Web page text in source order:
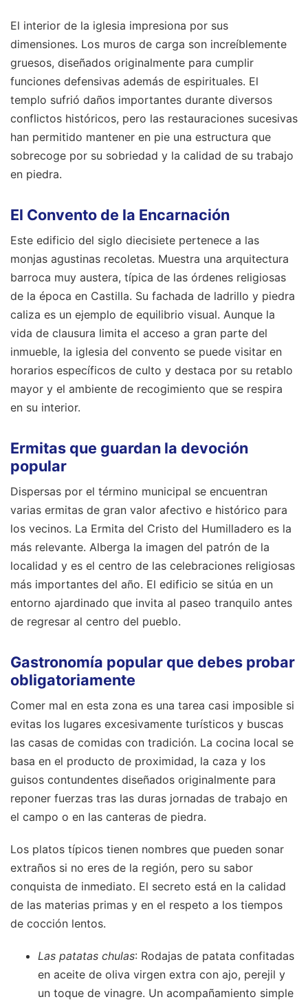
El interior de la iglesia impresiona por sus
dimensiones. Los muros de carga son increíblemente
gruesos, diseñados originalmente para cumplir
funciones defensivas además de espirituales. El
templo sufrió daños importantes durante diversos
conflictos históricos, pero las restauraciones sucesivas
han permitido mantener en pie una estructura que
sobrecoge por su sobriedad y la calidad de su trabajo
en piedra.
El Convento de la Encarnación
Este edificio del siglo diecisiete pertenece a las
monjas agustinas recoletas. Muestra una arquitectura
barroca muy austera, típica de las órdenes religiosas
de la época en Castilla. Su fachada de ladrillo y piedra
caliza es un ejemplo de equilibrio visual. Aunque la
vida de clausura limita el acceso a gran parte del
inmueble, la iglesia del convento se puede visitar en
horarios específicos de culto y destaca por su retablo
mayor y el ambiente de recogimiento que se respira
en su interior.
Ermitas que guardan la devoción
popular
Dispersas por el término municipal se encuentran
varias ermitas de gran valor afectivo e histórico para
los vecinos. La Ermita del Cristo del Humilladero es la
más relevante. Alberga la imagen del patrón de la
localidad y es el centro de las celebraciones religiosas
más importantes del año. El edificio se sitúa en un
entorno ajardinado que invita al paseo tranquilo antes
de regresar al centro del pueblo.
Gastronomía popular que debes probar
obligatoriamente
Comer mal en esta zona es una tarea casi imposible si
evitas los lugares excesivamente turísticos y buscas
las casas de comidas con tradición. La cocina local se
basa en el producto de proximidad, la caza y los
guisos contundentes diseñados originalmente para
reponer fuerzas tras las duras jornadas de trabajo en
el campo o en las canteras de piedra.
Los platos típicos tienen nombres que pueden sonar
extraños si no eres de la región, pero su sabor
conquista de inmediato. El secreto está en la calidad
de las materias primas y en el respeto a los tiempos
de cocción lentos.
Las patatas chulas: Rodajas de patata confitadas
en aceite de oliva virgen extra con ajo, perejil y
un toque de vinagre. Un acompañamiento simple